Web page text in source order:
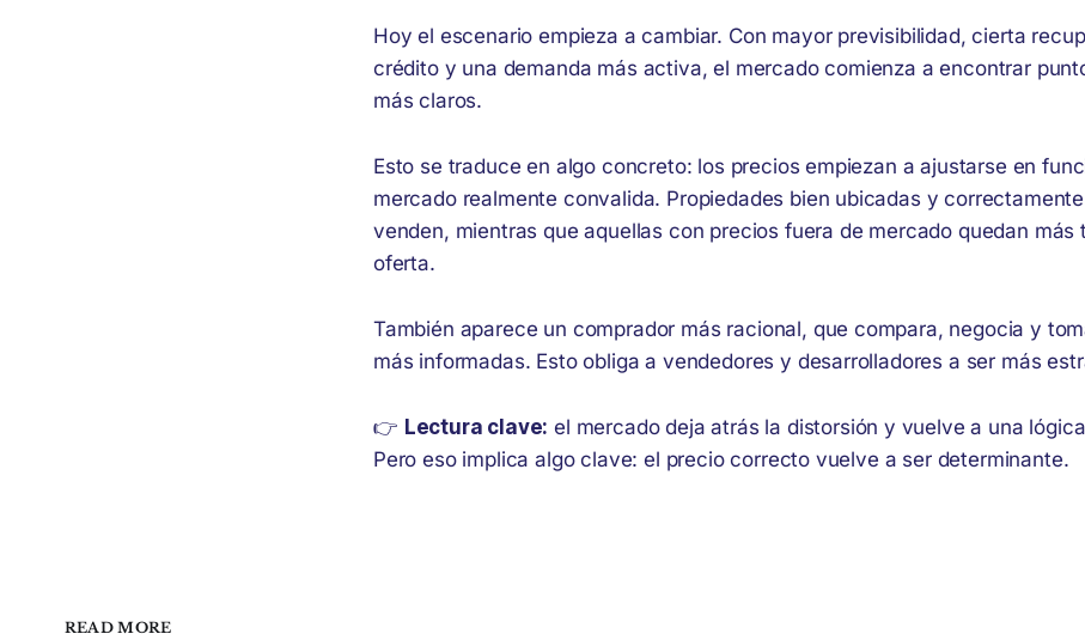
Hoy el escenario empieza a cambiar. Con mayor previsibilidad, cierta
crédito y una demanda más activa, el mercado comienza a encontrar
más claros.
Esto se traduce en algo concreto: los precios empiezan a ajustarse en
mercado realmente convalida. Propiedades bien ubicadas y
venden, mientras que aquellas con precios fuera de mercado quedan más
oferta.
También aparece un comprador más racional, que compara, negocia y
más informadas. Esto obliga a vendedores y desarrolladores a ser más
👉 Lectura clave: el mercado deja atrás la distorsión y vuelve a una
Pero eso implica algo clave: el precio correcto vuelve a ser determinante.
READ MORE